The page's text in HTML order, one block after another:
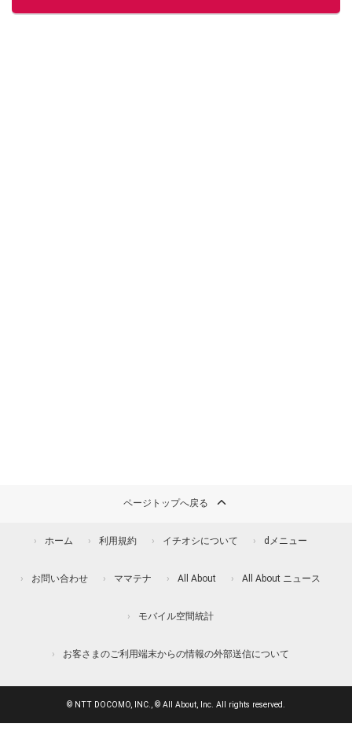
■経歴：2003年、夫が子育てをするために、突然会社を辞める。翌月からの
ページトップへ戻る
ホーム 利用規約 イチオシについて dメニュー
お問い合わせ ママテナ All About All About ニュース
モバイル空間統計
お客さまのご利用端末からの情報の外部送信について
© NTT DOCOMO, INC., © All About, Inc. All rights reserved.